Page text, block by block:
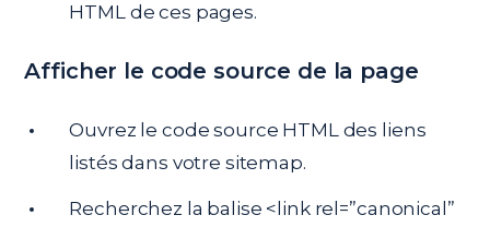
HTML de ces pages.
Afficher le code source de la page
Ouvrez le code source HTML des liens
listés dans votre sitemap.
Recherchez la balise <link rel=”canonical”